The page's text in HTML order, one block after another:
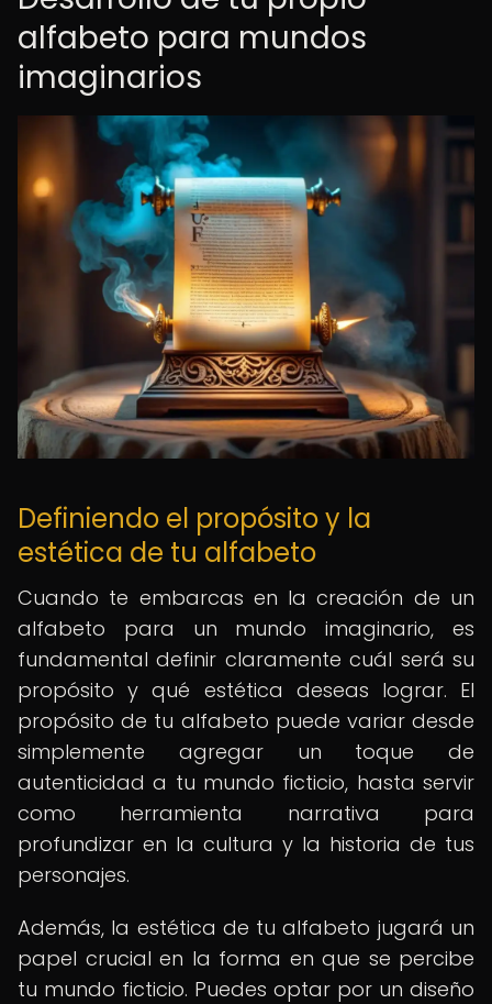
alfabeto para mundos
imaginarios
Definiendo el propósito y la
estética de tu alfabeto
Cuando te embarcas en la creación de un
alfabeto para un mundo imaginario, es
fundamental definir claramente cuál será su
propósito y qué estética deseas lograr. El
propósito de tu alfabeto puede variar desde
simplemente agregar un toque de
autenticidad a tu mundo ficticio, hasta servir
como herramienta narrativa para
profundizar en la cultura y la historia de tus
personajes.
Además, la estética de tu alfabeto jugará un
papel crucial en la forma en que se percibe
tu mundo ficticio. Puedes optar por un diseño